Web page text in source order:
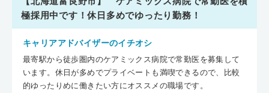
極採用中です！休日多めでゆったり勤務！
キャリアアドバイザーのイチオシ
最寄駅から徒歩圏内のケアミックス病院で常勤医を募集して
います。休日が多めでプライベートも満喫できるので、比較
的ゆったりめに働きたい方にオススメの職場です。